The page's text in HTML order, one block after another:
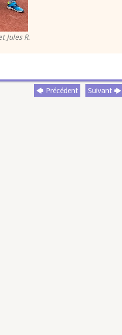
Jules R.
Précédent Suivant